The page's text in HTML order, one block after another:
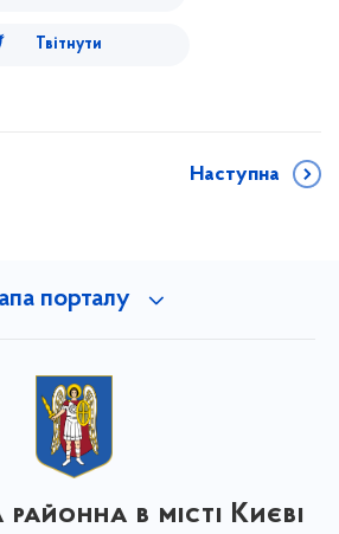
Твітнути
Наступна
порталу
в місті Києві